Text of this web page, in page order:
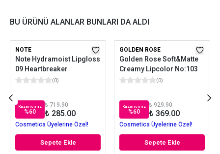
BU ÜRÜNÜ ALANLAR BUNLARI DA ALDI
NOTE
Note Hydramoist Lipgloss
09 Heartbreaker
(0)
Kazancınız
%60
₺ 719.90
₺ 285.00
Cosmetica Üyelerine Özel!
Sepete Ekle
GOLDEN ROSE
Golden Rose Soft&Matte
Creamy Lipcolor No:103
(0)
Kazancınız
%60
₺ 929.90
₺ 369.00
Cosmetica Üyelerine Özel!
Sepete Ekle